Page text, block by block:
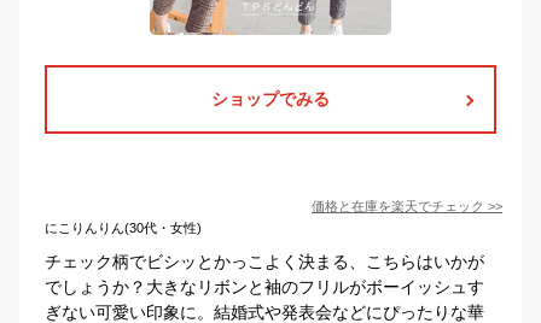
ショップでみる
価格と在庫を楽天でチェック >>
にこりんりん(30代・女性)
チェック柄でビシッとかっこよく決まる、こちらはいかが
でしょうか？大きなリボンと袖のフリルがボーイッシュす
ぎない可愛い印象に。結婚式や発表会などにぴったりな華